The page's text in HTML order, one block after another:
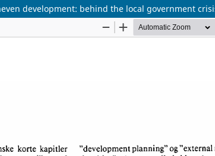
development: behind the local government